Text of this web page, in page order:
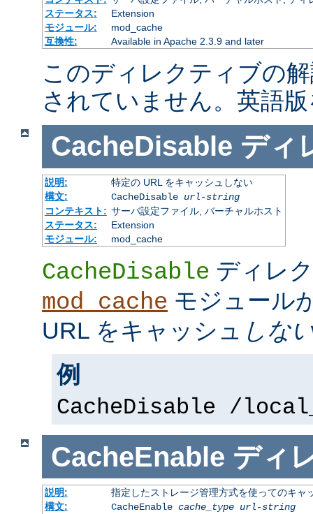
ステータス:
Extension
モジュール:
mod_cache
互換性:
Available in Apache 2.3.9 and later
このディレクティブの
されていません。英語
CacheDisable ディ
説明:
特定の URL をキャッシュしない
構文:
CacheDisable url-string
コンテキスト: サーバ設定ファイル, バーチャルホスト
ステータス:
Extension
モジュール:
mod_cache
CacheDisable ディレ
mod_cache モジュール
URL をキャッシュ しな
例
CacheDisable /
CacheEnable ディ
説明:
指定したストレージ管理方式を使ってのキャ
構文:
CacheEnable cache_type url-string